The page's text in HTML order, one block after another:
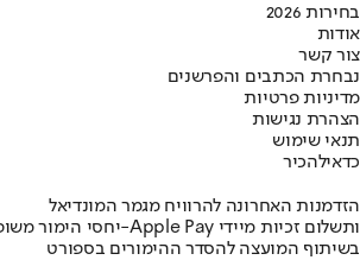
בחירות 2026
אודות
צור קשר
נבחרת הכתבים והפרשנים
מדיניות פרטיות
הצהרת נגישות
תנאי שימוש
כדאילהכיר
הזדמנות האחרונה להרוויח מגמר המונדיאל
יחסי הימור משופרים, הפקדות ב-Apple Pay ותשלום זכיות מיידי
בשיתוף המועצה להסדר ההימורים בספורט